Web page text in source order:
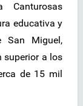
Canturosas
educativa y
San Miguel,
superior a los
de 15 mil